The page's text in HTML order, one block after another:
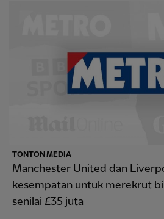
TONTON MEDIA
Manchester United dan
kesempatan untuk merekrut
senilai £35 juta